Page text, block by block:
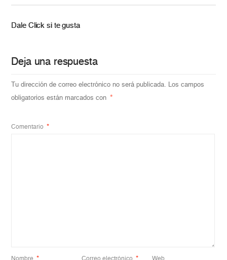
Dale Click si te gusta
Deja una respuesta
Tu dirección de correo electrónico no será publicada. Los campos
obligatorios están marcados con *
Comentario *